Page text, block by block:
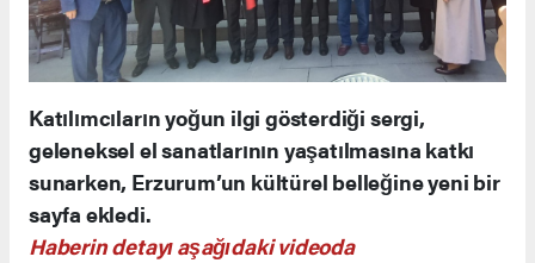
Katılımcıların yoğun ilgi gösterdiği sergi,
geleneksel el sanatlarının yaşatılmasına katkı
sunarken, Erzurum’un kültürel belleğine yeni bir
sayfa ekledi.
Haberin detayı aşağıdaki videoda